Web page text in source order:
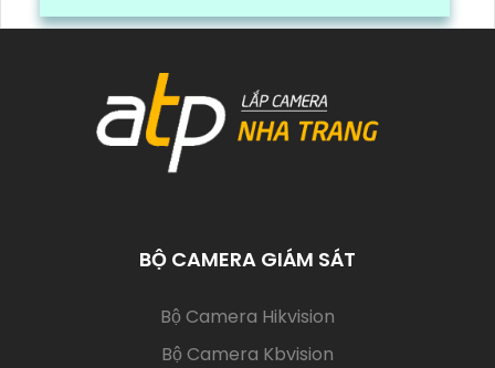
là quy trình đóng gói cũng được ghi lại một cách
BỘ CAMERA GIÁM SÁT
Bộ Camera Hikvision
Bộ Camera Kbvision